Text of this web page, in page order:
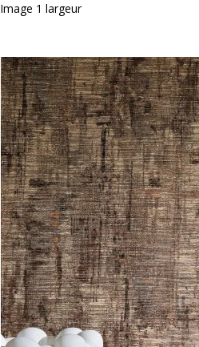
Image 1 largeur